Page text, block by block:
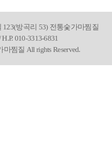
방곡리 53) 전통숯가마찜질
010-3313-6831
찜질 All rights Reserved.